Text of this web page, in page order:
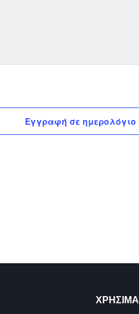
Εγγραφή σε ημερολόγιο
ΧΡΉΣΙΜΑ